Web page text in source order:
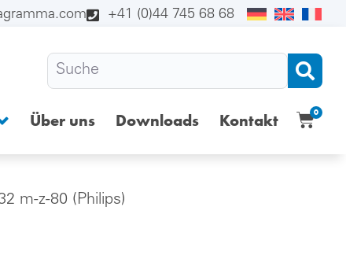
+41 (0)44 745 68 68
Über uns Downloads Kontakt 0
m-z-80 (Philips)